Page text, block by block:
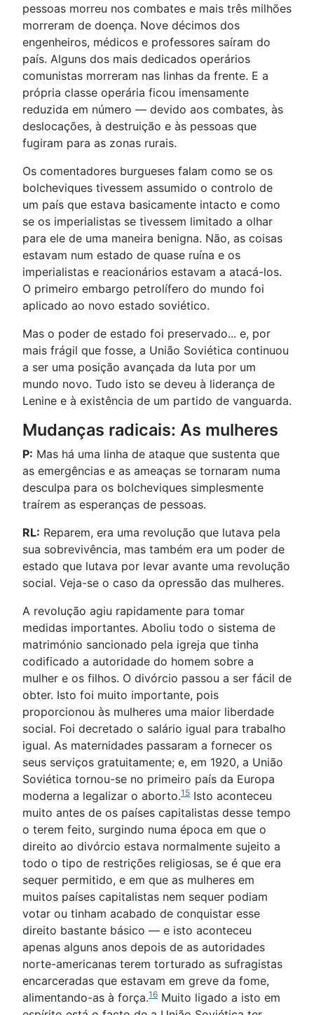
pessoas morreu nos combates e mais três milhões
morreram de doença. Nove décimos dos
engenheiros, médicos e professores saíram do
país. Alguns dos mais dedicados operários
comunistas morreram nas linhas da frente. E a
própria classe operária ficou imensamente
reduzida em número — devido aos combates, às
deslocações, à destruição e às pessoas que
fugiram para as zonas rurais.
Os comentadores burgueses falam como se os
bolcheviques tivessem assumido o controlo de
um país que estava basicamente intacto e como
se os imperialistas se tivessem limitado a olhar
para ele de uma maneira benigna. Não, as coisas
estavam num estado de quase ruína e os
imperialistas e reacionários estavam a atacá-los.
O primeiro embargo petrolífero do mundo foi
aplicado ao novo estado soviético.
Mas o poder de estado foi preservado... e, por
mais frágil que fosse, a União Soviética continuou
a ser uma posição avançada da luta por um
mundo novo. Tudo isto se deveu à liderança de
Lenine e à existência de um partido de vanguarda.
Mudanças radicais: As mulheres
P: Mas há uma linha de ataque que sustenta que
as emergências e as ameaças se tornaram numa
desculpa para os bolcheviques simplesmente
traírem as esperanças de pessoas.
RL: Reparem, era uma revolução que lutava pela
sua sobrevivência, mas também era um poder de
estado que lutava por levar avante uma revolução
social. Veja-se o caso da opressão das mulheres.
A revolução agiu rapidamente para tomar
medidas importantes. Aboliu todo o sistema de
matrimónio sancionado pela igreja que tinha
codificado a autoridade do homem sobre a
mulher e os filhos. O divórcio passou a ser fácil de
obter. Isto foi muito importante, pois
proporcionou às mulheres uma maior liberdade
social. Foi decretado o salário igual para trabalho
igual. As maternidades passaram a fornecer os
seus serviços gratuitamente; e, em 1920, a União
Soviética tornou-se no primeiro país da Europa
moderna a legalizar o aborto.15 Isto aconteceu
muito antes de os países capitalistas desse tempo
o terem feito, surgindo numa época em que o
direito ao divórcio estava normalmente sujeito a
todo o tipo de restrições religiosas, se é que era
sequer permitido, e em que as mulheres em
muitos países capitalistas nem sequer podiam
votar ou tinham acabado de conquistar esse
direito bastante básico — e isto aconteceu
apenas alguns anos depois de as autoridades
norte-americanas terem torturado as sufragistas
encarceradas que estavam em greve da fome,
alimentando-as à força.16 Muito ligado a isto em